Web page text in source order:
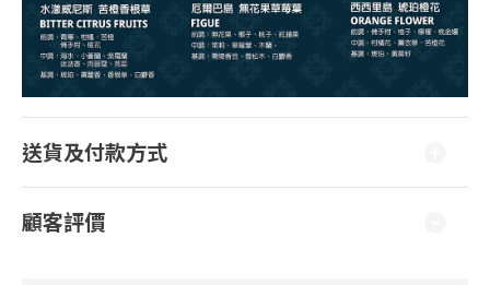
送貨及付款方式
顧客評價